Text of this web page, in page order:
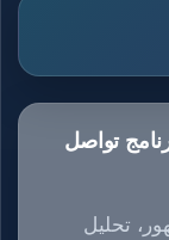
تواصل
تحليل